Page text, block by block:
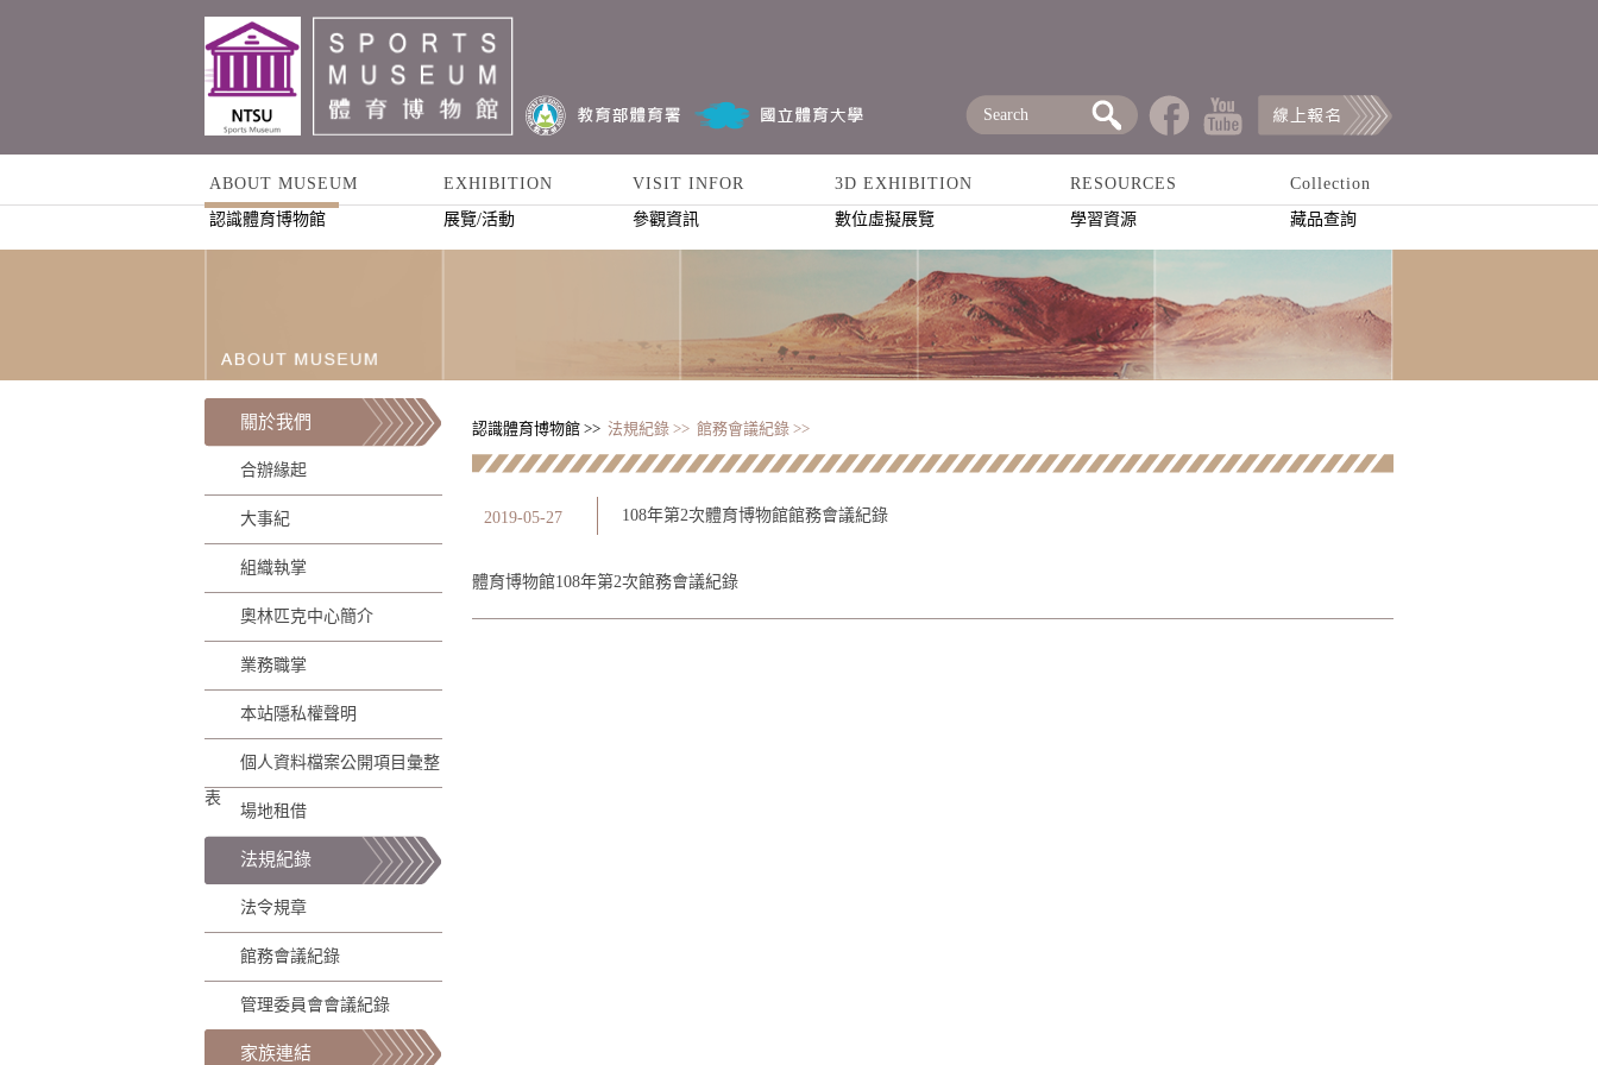
ABOUT MUSEUM
認識體育博物館
EXHIBITION
展覽/活動
VISIT INFOR
參觀資訊
3D EXHIBITION
數位虛擬展覽
RESOURCES
學習資源
Collection
藏品查詢
關於我們
合辦緣起
大事紀
組織執掌
奧林匹克中心簡介
業務職掌
本站隱私權聲明
個人資料檔案公開項目彙整
表
場地租借
法規紀錄
法令規章
館務會議紀錄
管理委員會會議紀錄
家族連結
認識體育博物館 >> 法規紀錄 >> 館務會議紀錄 >>
2019-05-27 108年第2次體育博物館館務會議紀錄
體育博物館108年第2次館務會議紀錄